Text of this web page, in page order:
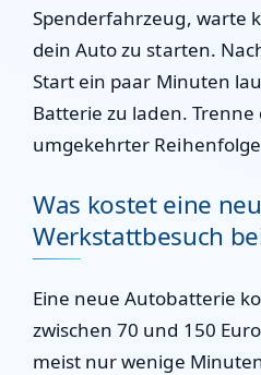
Spenderfahrzeug, warte
dein Auto zu starten.
Start ein paar Minuten
Batterie zu laden. Trenne
umgekehrter
Was kostet eine
Werkstattbesuch
Eine neue Autobatterie
zwischen 70 und 150
meist nur wenige